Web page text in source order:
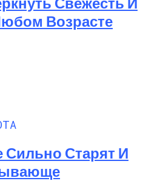
Возрасте
Старят И